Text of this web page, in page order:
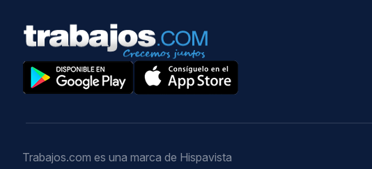
Trabajos.com es una marca de Hispavista